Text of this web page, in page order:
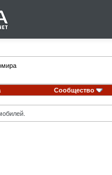
Сообщество